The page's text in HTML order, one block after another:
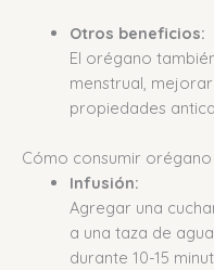
Otros beneficios:
El orégano
menstrual,
propiedades
Cómo consumir
Infusión:
Agregar una
a una taza de
durante 10-15